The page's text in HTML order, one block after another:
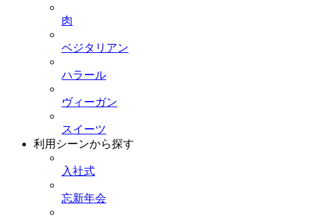
肉
ベジタリアン
ハラール
ヴィーガン
スイーツ
利用シーンから探す
入社式
忘新年会